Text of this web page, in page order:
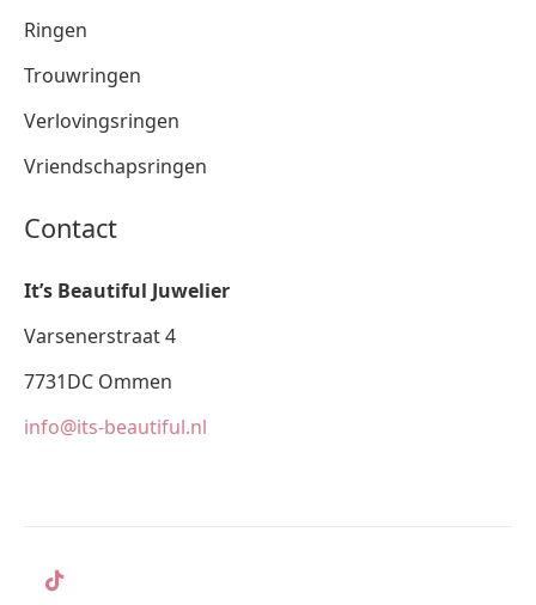
Ringen
Trouwringen
Verlovingsringen
Vriendschapsringen
Contact
It’s Beautiful Juwelier
Varsenerstraat 4
7731DC Ommen
info@its-beautiful.nl